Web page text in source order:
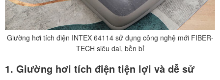
Giường hơi tích điện INTEX 64114 sử dụng công nghệ mới FIBER-
TECH siêu dai, bền bỉ
1. Giường hơi tích điện tiện lợi và dễ sử